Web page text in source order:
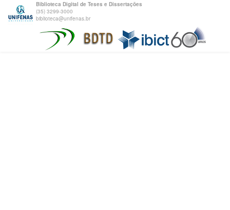
Biblioteca Digital de Teses e Dissertações
(35) 3299-3000
biblioteca@unifenas.br